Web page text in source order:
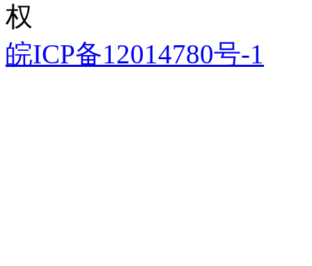
权
皖ICP备12014780号-1